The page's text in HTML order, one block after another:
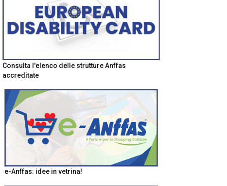
Consulta l'elenco delle strutture Anffas
accreditate
e-Anffas: idee in vetrina!